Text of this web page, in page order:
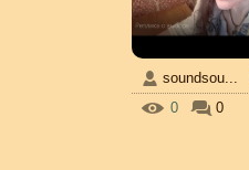
soundsou...
0
0